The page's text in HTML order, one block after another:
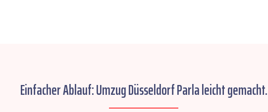
Einfacher Ablauf: Umzug Düsseldorf Parla leicht gemacht.